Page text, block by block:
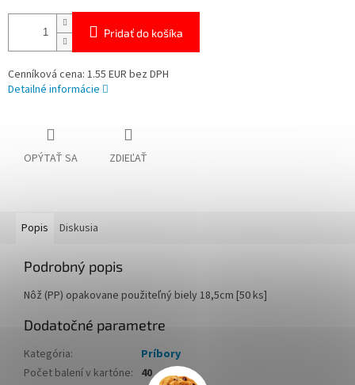
Pridať do košíka
Cenníková cena: 1.55 EUR bez DPH
Detailné informácie
OPÝTAŤ SA ZDIEĽAŤ
Popis Diskusia
Podrobný popis
Nôž (PP) opakovane použiteľný biely 18,5cm [50 ks]
Dodatočné parametre
Kategória:
Príbory
Počet balení v kartóne: 40